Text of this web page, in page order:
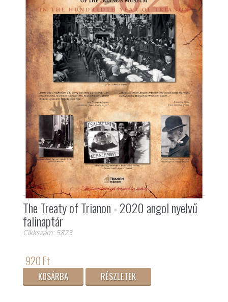
The Treaty of Trianon - 2020 angol nyelvű
falinaptár
Cikkszám: 5823
920 Ft
KOSÁRBA RÉSZLETEK